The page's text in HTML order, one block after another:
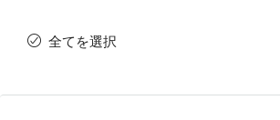
全てを選択